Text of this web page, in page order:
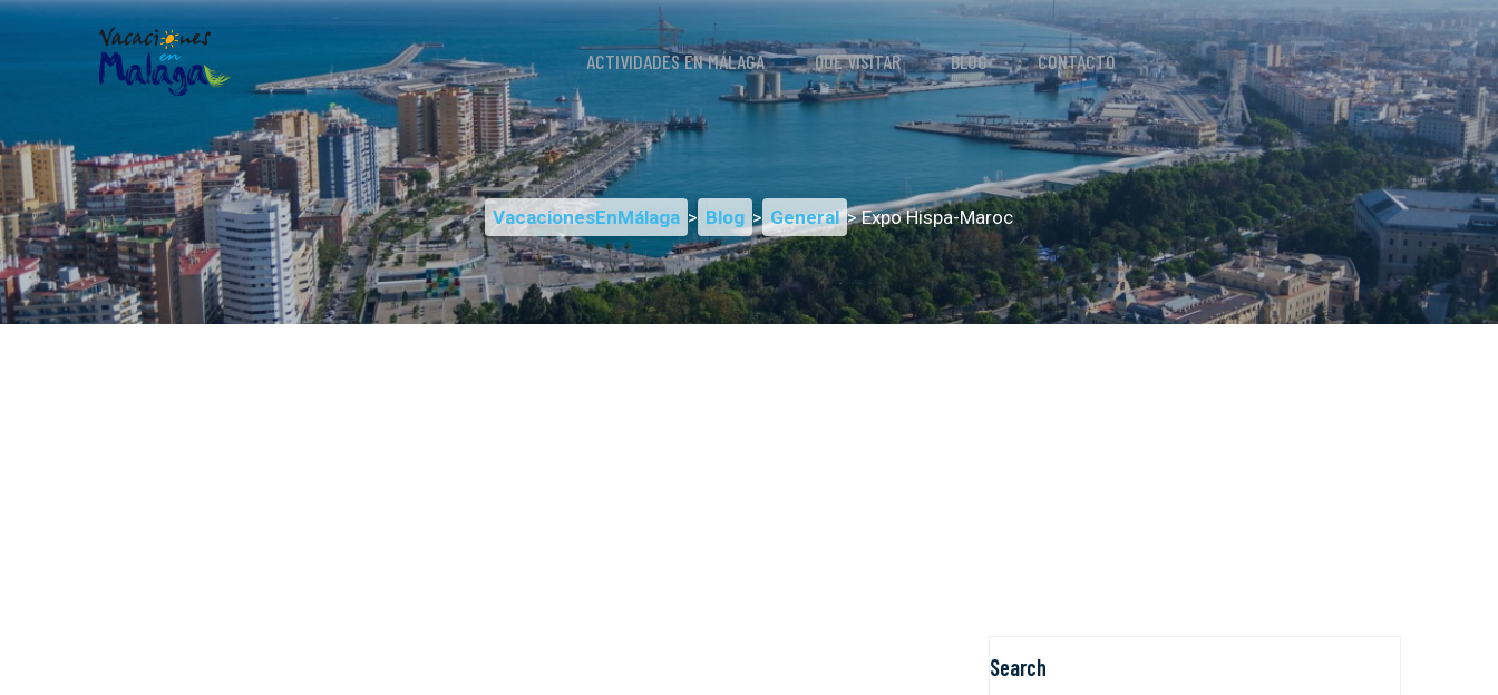
ACTIVIDADES EN MÁLAGA QUÉ VISITAR BLOG CONTACTO
VacacionesEnMálaga > Blog > General > Expo Hispa-Maroc
Search